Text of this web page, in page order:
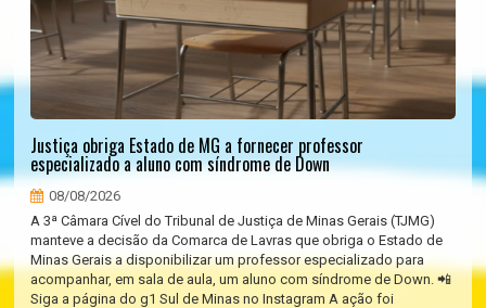
Justiça obriga Estado de MG a fornecer professor
especializado a aluno com síndrome de Down
08/08/2026
A 3ª Câmara Cível do Tribunal de Justiça de Minas Gerais (TJMG)
manteve a decisão da Comarca de Lavras que obriga o Estado de
Minas Gerais a disponibilizar um professor especializado para
acompanhar, em sala de aula, um aluno com síndrome de Down. 📲
Siga a página do g1 Sul de Minas no Instagram A ação foi